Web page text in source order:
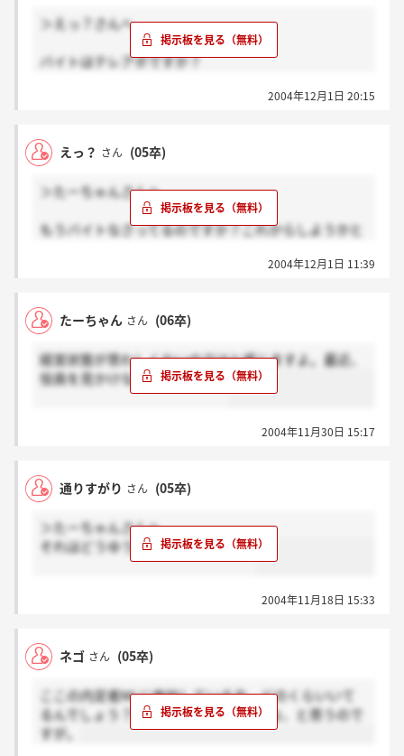
＞えっ？さんへ
バイトはテレアポですか？
かりませんが以前ならずっと社内にいたのですが、出
2004年12月1日 20:15
えっ？ さん (05卒)
＞たーちゃんさんへ
もうバイトなさってるのですか？これからしようかと
2004年12月1日 11:39
たーちゃん さん (06卒)
経営状態が思わしくないのではと感じますよ。最近、
役員を見かけないですし・・・
2004年11月30日 15:17
通りすがり さん (05卒)
＞たーちゃんさんへ
それはどうゆうことなんですか？？
2004年11月18日 15:33
ネゴ さん (05卒)
ここの内定者MLに参加している方、どのくらいいて
るんでしょう？情報交換できたらいいな、と思うので
すが。